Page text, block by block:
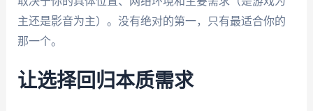
主还是影音为主）。没有绝对的第一，只有最适合你的
那一个。
让选择回归本质需求